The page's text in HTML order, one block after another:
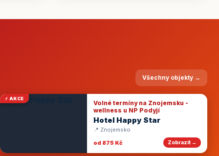
Všechny objekty →
⚡ AKCE
Volné termíny na Znojemsku -
wellness u NP Podyjí
Hotel Happy Star
📍 Znojemsko
od 875 Kč
Zobrazit →